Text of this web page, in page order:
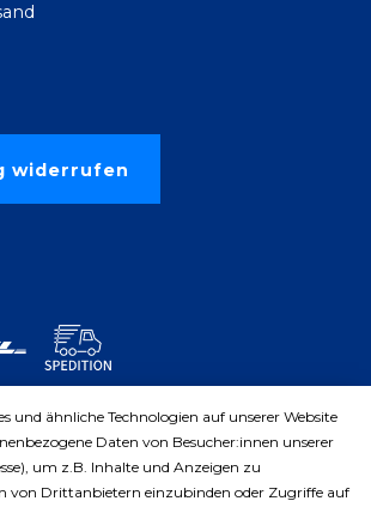
widerrufen
und ähnliche Technologien auf unserer Website
Daten von Besucher:innen unserer
um z.B. Inhalte und Anzeigen zu
von Drittanbietern einzubinden oder Zugriffe auf